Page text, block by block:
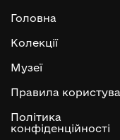
Головна
Колекції
Музеї
Правила
Політика
конфіденційності